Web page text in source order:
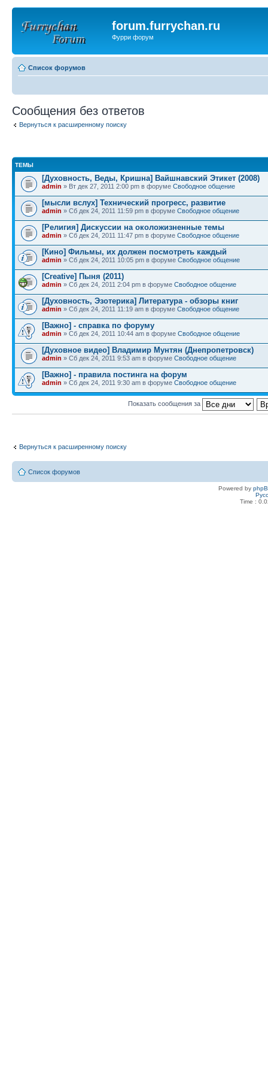
forum.furrychan.ru
Фурри форум
Список форумов
Сообщения без ответов
Вернуться к расширенному поиску
ТЕМЫ
[Духовность, Веды, Кришна] Вайшнавский Этикет (2008)
admin » Вт дек 27, 2011 2:00 pm в форуме Свободное общение
[мысли вслух] Технический прогресс, развитие
admin » Сб дек 24, 2011 11:59 pm в форуме Свободное общение
[Религия] Дискуссии на околожизненные темы
admin » Сб дек 24, 2011 11:47 pm в форуме Свободное общение
[Кино] Фильмы, их должен посмотреть каждый
admin » Сб дек 24, 2011 10:05 pm в форуме Свободное общение
[Creative] Пыня (2011)
admin » Сб дек 24, 2011 2:04 pm в форуме Свободное общение
[Духовность, Эзотерика] Литература - обзоры книг
admin » Сб дек 24, 2011 11:19 am в форуме Свободное общение
[Важно] - справка по форуму
admin » Сб дек 24, 2011 10:44 am в форуме Свободное общение
[Духовное видео] Владимир Мунтян (Днепропетровск)
admin » Сб дек 24, 2011 9:53 am в форуме Свободное общение
[Важно] - правила постинга на форум
admin » Сб дек 24, 2011 9:30 am в форуме Свободное общение
Показать сообщения за
Вернуться к расширенному поиску
Список форумов
Powered by
Time :